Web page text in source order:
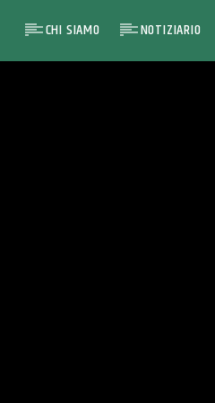
CHI SIAMO NOTIZIARIO